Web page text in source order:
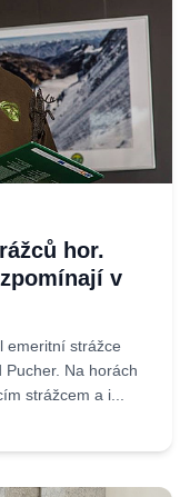
hor.
v
emeritní strážce
Na horách
strážcem a i...